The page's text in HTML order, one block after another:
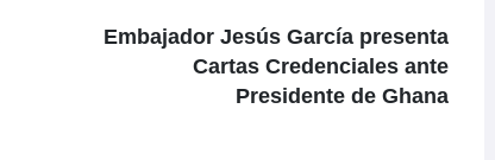
Embajador Jesús García presenta
Cartas Credenciales ante
Presidente de Ghana